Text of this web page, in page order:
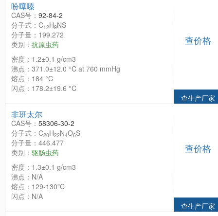
吩噻嗪
CAS号： 92-84-2
分子式：C12H9NS
分子量：199.272
类别： 抗原虫药
密度：1.2±0.1 g/cm3
沸点：371.0±12.0 °C at 760 mmHg
熔点：184 °C
闪点：178.2±19.6 °C
查价格
查生产厂家
非班太尔
CAS号： 58306-30-2
分子式：C20H22N4O6S
分子量：446.477
类别： 驱肠虫药
密度：1.3±0.1 g/cm3
沸点：N/A
熔点：129-130ºC
闪点：N/A
查价格
查生产厂家